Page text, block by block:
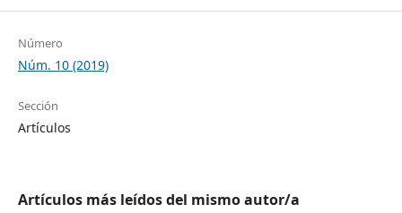
Número
Núm. 10 (2019)
Sección
Artículos
Artículos más leídos del mismo autor/a